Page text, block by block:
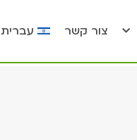
צור קשר עברית